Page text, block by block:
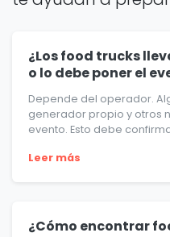
¿Los food trucks
o lo debe poner el
Depende del operador.
generador propio y otros
evento. Esto debe
Leer más
¿Cómo encontrar